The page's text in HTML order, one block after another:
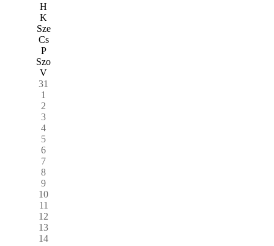
H
K
Sze
Cs
P
Szo
V
31
1
2
3
4
5
6
7
8
9
10
11
12
13
14